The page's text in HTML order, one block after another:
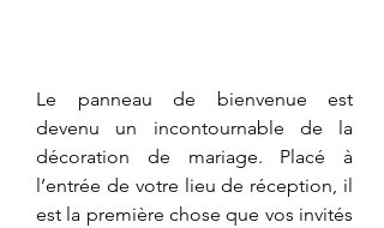
Le panneau de bienvenue est
devenu un incontournable de la
décoration de mariage. Placé à
l’entrée de votre lieu de réception, il
est la première chose que vos invités